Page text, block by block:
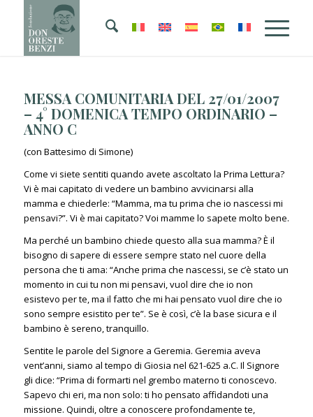
MESSA COMUNITARIA DEL 27/01/2007
– 4° DOMENICA TEMPO ORDINARIO –
ANNO C
(con Battesimo di Simone)
Come vi siete sentiti quando avete ascoltato la Prima Lettura?
Vi è mai capitato di vedere un bambino avvicinarsi alla
mamma e chiederle: “Mamma, ma tu prima che io nascessi mi
pensavi?”. Vi è mai capitato? Voi mamme lo sapete molto bene.
Ma perché un bambino chiede questo alla sua mamma? È il
bisogno di sapere di essere sempre stato nel cuore della
persona che ti ama: “Anche prima che nascessi, se c’è stato un
momento in cui tu non mi pensavi, vuol dire che io non
esistevo per te, ma il fatto che mi hai pensato vuol dire che io
sono sempre esistito per te”. Se è così, c’è la base sicura e il
bambino è sereno, tranquillo.
Sentite le parole del Signore a Geremia. Geremia aveva
vent’anni, siamo al tempo di Giosia nel 621-625 a.C. Il Signore
gli dice: “Prima di formarti nel grembo materno ti conoscevo.
Sapevo chi eri, ma non solo: ti ho pensato affidandoti una
missione. Quindi, oltre a conoscere profondamente te,